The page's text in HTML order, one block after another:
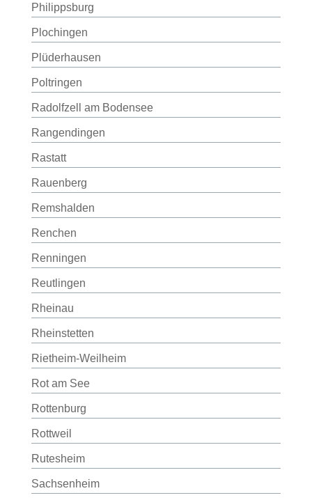
Philippsburg
Plochingen
Plüderhausen
Poltringen
Radolfzell am Bodensee
Rangendingen
Rastatt
Rauenberg
Remshalden
Renchen
Renningen
Reutlingen
Rheinau
Rheinstetten
Rietheim-Weilheim
Rot am See
Rottenburg
Rottweil
Rutesheim
Sachsenheim